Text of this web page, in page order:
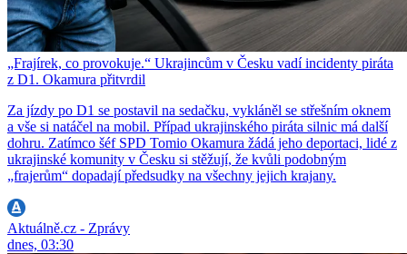
„Frajírek, co provokuje.“ Ukrajincům v Česku vadí incidenty piráta
z D1. Okamura přitvrdil
Za jízdy po D1 se postavil na sedačku, vykláněl se střešním oknem
a vše si natáčel na mobil. Případ ukrajinského piráta silnic má další
dohru. Zatímco šéf SPD Tomio Okamura žádá jeho deportaci, lidé z
ukrajinské komunity v Česku si stěžují, že kvůli podobným
„frajerům“ dopadají předsudky na všechny jejich krajany.
Aktuálně.cz - Zprávy
dnes, 03:30